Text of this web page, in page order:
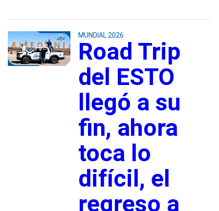
MUNDIAL 2026
Road Trip
del ESTO
llegó a su
fin, ahora
toca lo
difícil, el
regreso a